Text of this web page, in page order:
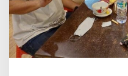
n
B
u
k
b